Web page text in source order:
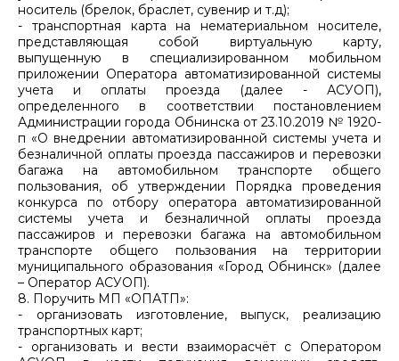
носитель (брелок, браслет, сувенир и т.д);
- транспортная карта на нематериальном носителе,
представляющая собой виртуальную карту,
выпущенную в специализированном мобильном
приложении Оператора автоматизированной системы
учета и оплаты проезда (далее - АСУОП),
определенного в соответствии постановлением
Администрации города Обнинска от 23.10.2019 № 1920-
п «О внедрении автоматизированной системы учета и
безналичной оплаты проезда пассажиров и перевозки
багажа на автомобильном транспорте общего
пользования, об утверждении Порядка проведения
конкурса по отбору оператора автоматизированной
системы учета и безналичной оплаты проезда
пассажиров и перевозки багажа на автомобильном
транспорте общего пользования на территории
муниципального образования «Город Обнинск» (далее
– Оператор АСУОП).
8. Поручить МП «ОПАТП»:
- организовать изготовление, выпуск, реализацию
транспортных карт;
- организовать и вести взаиморасчёт с Оператором